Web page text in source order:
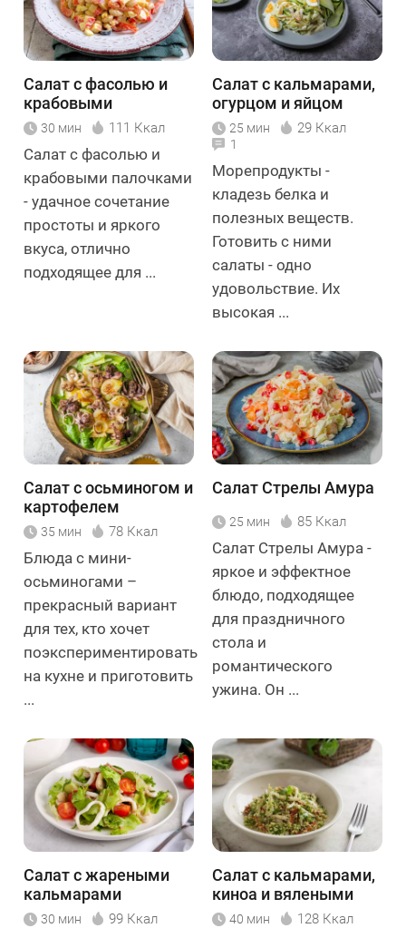
Салат с фасолью и
крабовыми
палочками
30 мин 111 Ккал
Салат с фасолью и
крабовыми палочками
- удачное сочетание
простоты и яркого
вкуса, отлично
подходящее для ...
Салат с кальмарами,
огурцом и яйцом
25 мин 29 Ккал
1
Морепродукты -
кладезь белка и
полезных веществ.
Готовить с ними
салаты - одно
удовольствие. Их
высокая ...
Салат с осьминогом и
картофелем
35 мин 78 Ккал
Блюда с мини-
осьминогами –
прекрасный вариант
для тех, кто хочет
поэкспериментировать
на кухне и приготовить
...
Салат Стрелы Амура
25 мин 85 Ккал
Салат Стрелы Амура -
яркое и эффектное
блюдо, подходящее
для праздничного
стола и
романтического
ужина. Он ...
Салат с жареными
кальмарами
30 мин 99 Ккал
Салат с кальмарами,
киноа и вялеными
томатами
40 мин 128 Ккал